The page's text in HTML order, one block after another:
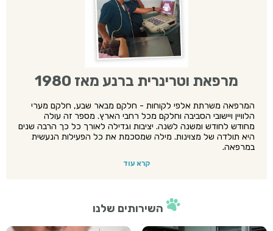
מרפאת וטרינרית ברנע מאז 1980
המרפאה משרתת אלפי לקוחות - חלקם מבאר שבע, חלקם מערי
הלוויין ויישובי הסביבה וחלקם מכל רחבי הארץ. מספר זה עולה
מחודש לחודש ומשנה לשנה. יציבות וגדילה לאורך כל כך הרבה שנים
היא תולדה של מצוינות. מילה שמסכמת את כל הפעילות הנעשית
במרפאה.
קרא עוד
השירותים שלנו